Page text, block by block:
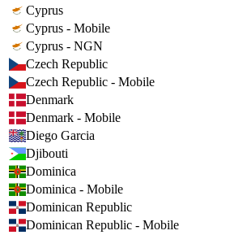
Cyprus
Cyprus - Mobile
Cyprus - NGN
Czech Republic
Czech Republic - Mobile
Denmark
Denmark - Mobile
Diego Garcia
Djibouti
Dominica
Dominica - Mobile
Dominican Republic
Dominican Republic - Mobile